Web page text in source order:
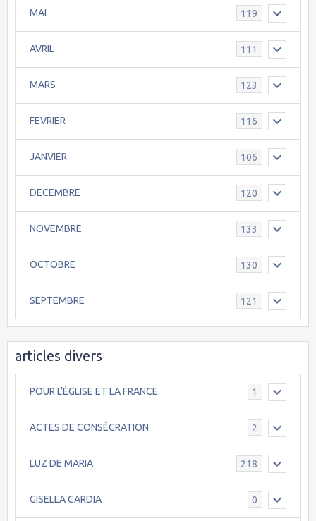
MAI 119
AVRIL 111
MARS 123
FEVRIER 116
JANVIER 106
DECEMBRE 120
NOVEMBRE 133
OCTOBRE 130
SEPTEMBRE 121
articles divers
POUR L’ÉGLISE ET LA FRANCE. 1
ACTES DE CONSÉCRATION 2
LUZ DE MARIA 218
GISELLA CARDIA 0